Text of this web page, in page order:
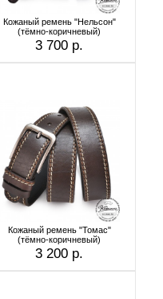
Кожаный ремень "Нельсон"
(тёмно-коричневый)
3 700 р.
Кожаный ремень "Томас"
(тёмно-коричневый)
3 200 р.